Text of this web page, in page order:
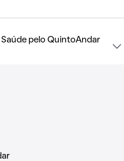
pelo QuintoAndar